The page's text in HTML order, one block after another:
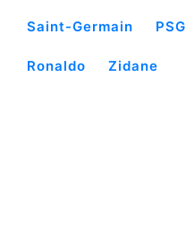
Saint-Germain PSG
Ronaldo Zidane